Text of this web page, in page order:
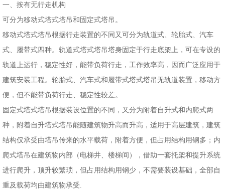
一、按有无行走机构
可分为移动式塔式塔吊和固定式塔吊。
移动式塔式塔吊根据行走装置的不同又可分为轨道式、轮胎式、汽车
式、履带式四种。轨道式塔式塔吊塔身固定于行走底架上，可在专设的
轨道上运行，稳定性好，能带负荷行走，工作效率高，因而广泛应用于
建筑安装工程。轮胎式、汽车式和履带式塔式塔吊无轨道装置，移动方
便，但不能带负荷行走、稳定性较差。
固定式塔式塔吊根据装设位置的不同，又分为附着自升式和内爬式两
种，附着自升塔式塔吊能随建筑物升高而升高，适用于高层建筑，建筑
结构仅承受由塔吊传来的水平载荷，附着方便，但占用结构用钢多；内
爬式塔吊在建筑物内部（电梯井、楼梯间），借助一套托架和提升系统
进行爬升，顶升较繁琐，但占用结构用钢少，不需要装设基础，全部自
重及载荷均由建筑物承受.